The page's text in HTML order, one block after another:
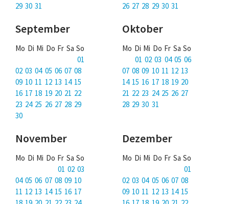
29 30 31
26 27 28 29 30 31
September
Mo Di Mi Do Fr Sa So
01
02 03 04 05 06 07 08
09 10 11 12 13 14 15
16 17 18 19 20 21 22
23 24 25 26 27 28 29
30
Oktober
Mo Di Mi Do Fr Sa So
01 02 03 04 05 06
07 08 09 10 11 12 13
14 15 16 17 18 19 20
21 22 23 24 25 26 27
28 29 30 31
November
Mo Di Mi Do Fr Sa So
01 02 03
04 05 06 07 08 09 10
11 12 13 14 15 16 17
Dezember
Mo Di Mi Do Fr Sa So
01
02 03 04 05 06 07 08
09 10 11 12 13 14 15